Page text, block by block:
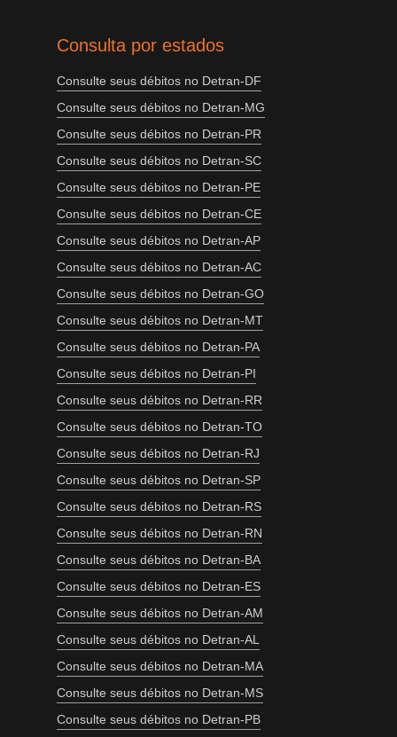
Consulta por estados
Consulte seus débitos no Detran-DF
Consulte seus débitos no Detran-MG
Consulte seus débitos no Detran-PR
Consulte seus débitos no Detran-SC
Consulte seus débitos no Detran-PE
Consulte seus débitos no Detran-CE
Consulte seus débitos no Detran-AP
Consulte seus débitos no Detran-AC
Consulte seus débitos no Detran-GO
Consulte seus débitos no Detran-MT
Consulte seus débitos no Detran-PA
Consulte seus débitos no Detran-PI
Consulte seus débitos no Detran-RR
Consulte seus débitos no Detran-TO
Consulte seus débitos no Detran-RJ
Consulte seus débitos no Detran-SP
Consulte seus débitos no Detran-RS
Consulte seus débitos no Detran-RN
Consulte seus débitos no Detran-BA
Consulte seus débitos no Detran-ES
Consulte seus débitos no Detran-AM
Consulte seus débitos no Detran-AL
Consulte seus débitos no Detran-MA
Consulte seus débitos no Detran-MS
Consulte seus débitos no Detran-PB